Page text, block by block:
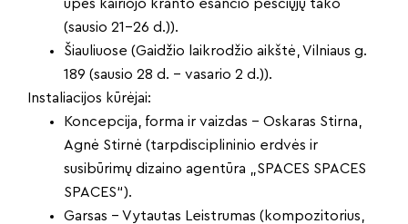
upės kairiojo kranto esančio pėsčiųjų tako
(sausio 21-26 d.)).
Šiauliuose (Gaidžio laikrodžio aikštė, Vilniaus g.
189 (sausio 28 d. – vasario 2 d.)).
Instaliacijos kūrėjai:
Koncepcija, forma ir vaizdas – Oskaras Stirna,
Agnė Stirnė (tarpdisciplininio erdvės ir
susibūrimų dizaino agentūra „SPACES SPACES
SPACES“).
Garsas – Vytautas Leistrumas (kompozitorius,